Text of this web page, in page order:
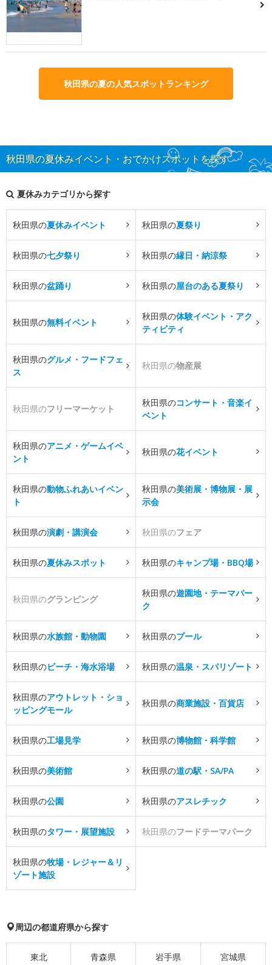
秋田県の夏の人気スポットランキング
秋田県の夏休みイベント・おでかけスポットを探す
夏休みカテゴリから探す
秋田県の夏休みイベント 秋田県の夏祭り
秋田県の七夕祭り 秋田県の縁日・納涼祭
秋田県の盆踊り 秋田県の屋台のある夏祭り
秋田県の無料イベント
秋田県の体験イベント・アク
ティビティ
秋田県のグルメ・フードフェ
ス
秋田県の物産展
秋田県のフリーマーケット
秋田県のコンサート・音楽イ
ベント
秋田県のアニメ・ゲームイベ
ント
秋田県の花イベント
秋田県の動物ふれあいイベン
ト
秋田県の美術展・博物展・展
示会
秋田県の演劇・講演会 秋田県のフェア
秋田県の夏休みスポット 秋田県のキャンプ場・BBQ場
秋田県のグランピング
秋田県の遊園地・テーマパー
ク
秋田県の水族館・動物園 秋田県のプール
秋田県のビーチ・海水浴場 秋田県の温泉・スパリゾート
秋田県のアウトレット・ショ
ッピングモール
秋田県の商業施設・百貨店
秋田県の工場見学 秋田県の博物館・科学館
秋田県の美術館 秋田県の道の駅・SA/PA
秋田県の公園 秋田県のアスレチック
秋田県のタワー・展望施設 秋田県のフードテーマパーク
秋田県の牧場・レジャー＆リ
ゾート施設
周辺の都道府県から探す
東北 青森県 岩手県 宮城県